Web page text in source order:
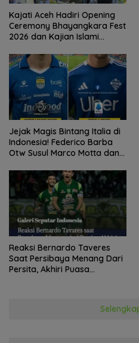
Kajati Aceh Hadiri Opening
Ceremony Bhayangkara Fest
2026 dan Kajian Islami
Adi Hidayat
Jejak Magis Bintang Italia di
Indonesia! Federico Barba
Otw Susul Marco Motta dan
Trofi?
Reaksi Bernardo Taveres
Saat Persibaya Menang Dari
Persita, Akhiri Puasa